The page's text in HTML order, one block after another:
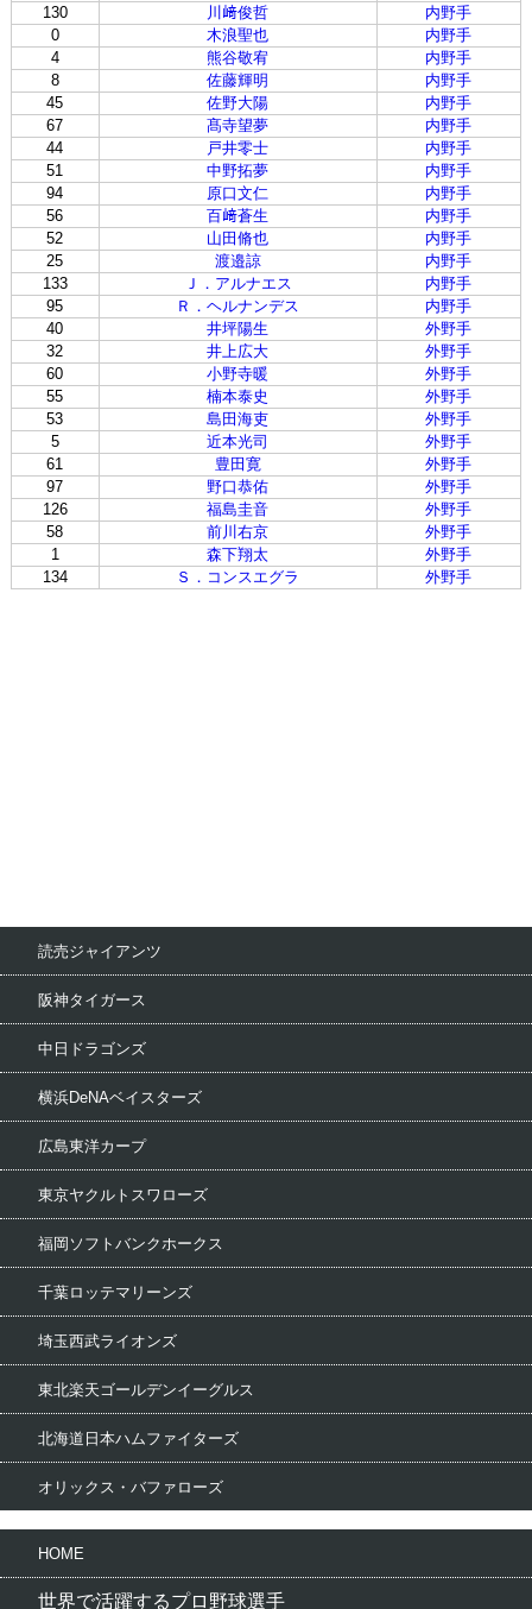
130
川﨑俊哲
内野手
0
木浪聖也
内野手
4
熊谷敬宥
内野手
8
佐藤輝明
内野手
45
佐野大陽
内野手
67
髙寺望夢
内野手
44
戸井零士
内野手
51
中野拓夢
内野手
94
原口文仁
内野手
56
百﨑蒼生
内野手
52
山田脩也
内野手
25
渡邉諒
内野手
133
Ｊ．アルナエス
内野手
95
Ｒ．ヘルナンデス
内野手
40
井坪陽生
外野手
32
井上広大
外野手
60
小野寺暖
外野手
55
楠本泰史
外野手
53
島田海吏
外野手
5
近本光司
外野手
61
豊田寛
外野手
97
野口恭佑
外野手
126
福島圭音
外野手
58
前川右京
外野手
1
森下翔太
外野手
134
Ｓ．コンスエグラ 外野手
読売ジャイアンツ
阪神タイガース
中日ドラゴンズ
横浜DeNAベイスターズ
広島東洋カープ
東京ヤクルトスワローズ
福岡ソフトバンクホークス
千葉ロッテマリーンズ
埼玉西武ライオンズ
東北楽天ゴールデンイーグルス
北海道日本ハムファイターズ
オリックス・バファローズ
HOME
世界で活躍するプロ野球選手